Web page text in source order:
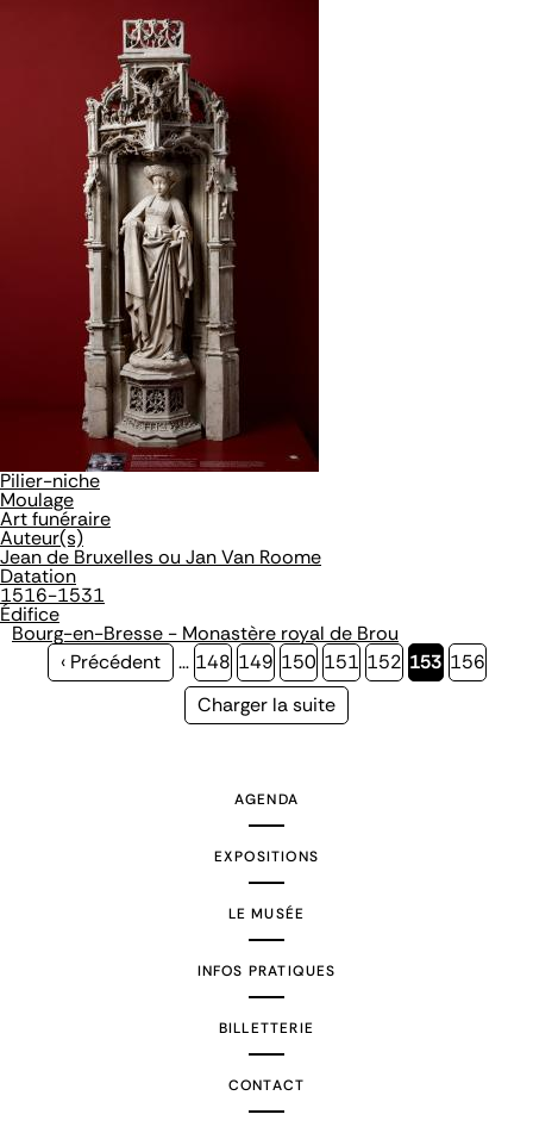
Pilier-niche
Moulage
Art funéraire
Auteur(s)
Jean de Bruxelles ou Jan Van Roome
Datation
1516-1531
Édifice
Bourg-en-Bresse - Monastère royal de Brou
Page
‹ Précédent … Page
148 Page
149 Page
150 Page
151 Page
152 Page
153 Page
156
Page
Charger la suite
AGENDA
EXPOSITIONS
LE MUSÉE
INFOS PRATIQUES
BILLETTERIE
CONTACT